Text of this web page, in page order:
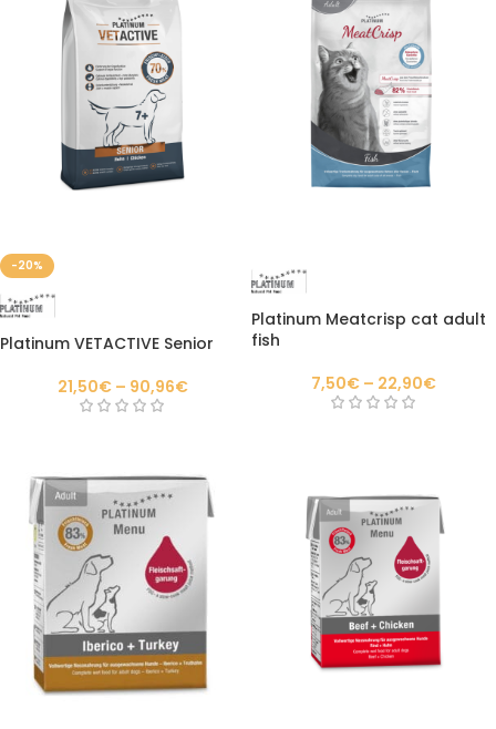
-20%
Platinum VETACTIVE Senior
21,50€ – 90,96€
Platinum Meatcrisp cat adult
fish
7,50€ – 22,90€